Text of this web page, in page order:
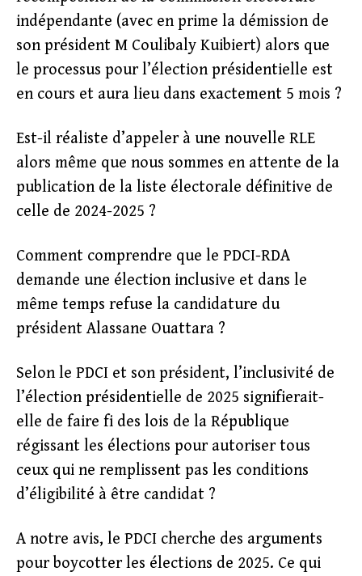
indépendante (avec en prime la démission de
son président M Coulibaly Kuibiert) alors que
le processus pour l’élection présidentielle est
en cours et aura lieu dans exactement 5 mois ?
Est-il réaliste d’appeler à une nouvelle RLE
alors même que nous sommes en attente de la
publication de la liste électorale définitive de
celle de 2024-2025 ?
Comment comprendre que le PDCI-RDA
demande une élection inclusive et dans le
même temps refuse la candidature du
président Alassane Ouattara ?
Selon le PDCI et son président, l’inclusivité de
l’élection présidentielle de 2025 signifierait-
elle de faire fi des lois de la République
régissant les élections pour autoriser tous
ceux qui ne remplissent pas les conditions
d’éligibilité à être candidat ?
A notre avis, le PDCI cherche des arguments
pour boycotter les élections de 2025. Ce qui